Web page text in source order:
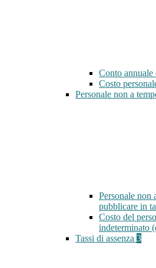
Conto annuale
Costo
Personale non a
Personale non
pubblicare in
Costo del
indeterminato
Tassi di assenza 3